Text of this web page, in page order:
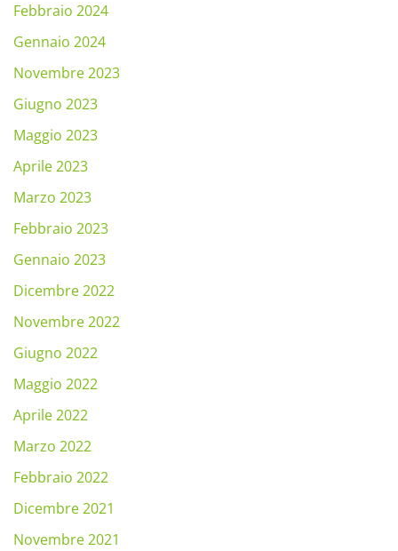
Febbraio 2024
Gennaio 2024
Novembre 2023
Giugno 2023
Maggio 2023
Aprile 2023
Marzo 2023
Febbraio 2023
Gennaio 2023
Dicembre 2022
Novembre 2022
Giugno 2022
Maggio 2022
Aprile 2022
Marzo 2022
Febbraio 2022
Dicembre 2021
Novembre 2021